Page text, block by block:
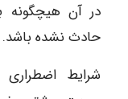
در آن هیچگونه
حادث نشده باشد.